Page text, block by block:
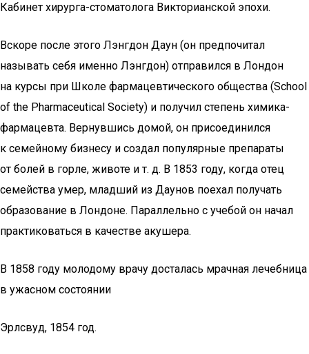
Кабинет хирурга-стоматолога Викторианской эпохи.
Вскоре после этого Лэнгдон Даун (он предпочитал
называть себя именно Лэнгдон) отправился в Лондон
на курсы при Школе фармацевтического общества (School
of the Pharmaceutical Society) и получил степень химика-
фармацевта. Вернувшись домой, он присоединился
к семейному бизнесу и создал популярные препараты
от болей в горле, животе и т. д. В 1853 году, когда отец
семейства умер, младший из Даунов поехал получать
образование в Лондоне. Параллельно с учебой он начал
практиковаться в качестве акушера.
В 1858 году молодому врачу досталась мрачная лечебница
в ужасном состоянии
Эрлсвуд, 1854 год.